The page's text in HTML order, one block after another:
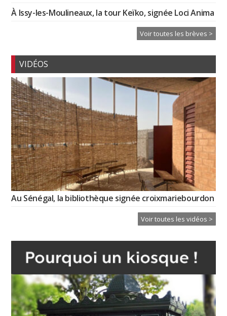
À Issy-les-Moulineaux, la tour Keïko, signée Loci Anima
Voir toutes les brèves >
VIDÉOS
Au Sénégal, la bibliothèque signée croixmariebourdon
Voir toutes les vidéos >